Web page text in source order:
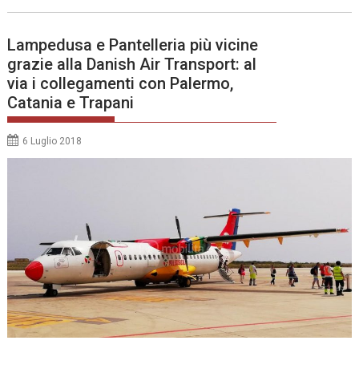
Lampedusa e Pantelleria più vicine
grazie alla Danish Air Transport: al
via i collegamenti con Palermo,
Catania e Trapani
6 Luglio 2018